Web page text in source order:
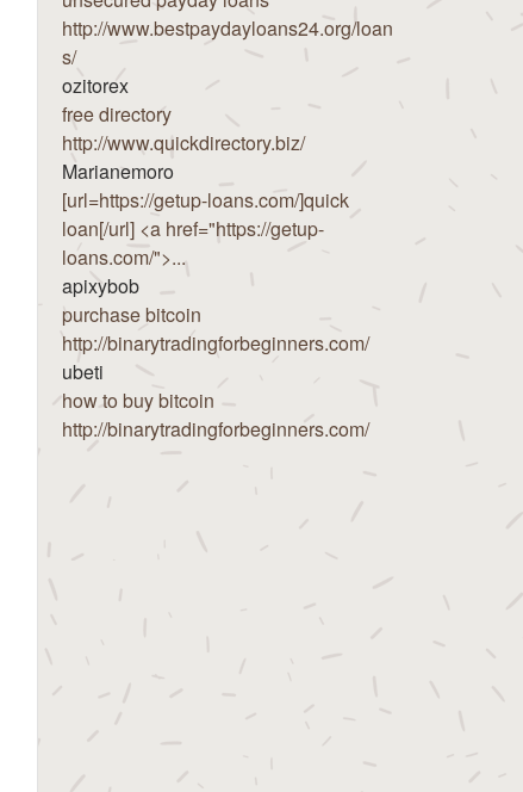
http://www.bestpaydayloans24.org/loan
s/
ozitorex
free directory
http://www.quickdirectory.biz/
Marianemoro
[url=https://getup-loans.com/]quick
loan[/url] <a href="https://getup-
loans.com/">...
apixybob
purchase bitcoin
http://binarytradingforbeginners.com/
ubeti
how to buy bitcoin
http://binarytradingforbeginners.com/